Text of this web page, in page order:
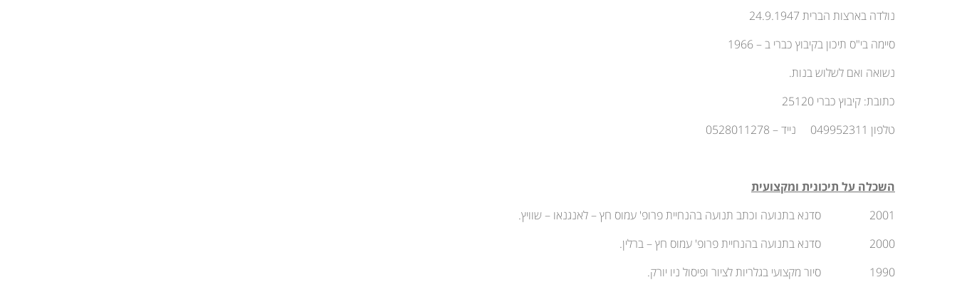
נולדה בארצות הברית 24.9.1947
סיימה בי"ס תיכון בקיבוץ כברי ב – 1966
נשואה ואם לשלוש בנות.
כתובת: קיבוץ כברי 25120
טלפון 049952311 נייד – 0528011278
השכלה על תיכונית ומקצועית
2001 סדנא בתנועה וכתב תנועה בהנחיית פרופ' עמוס חץ – לאנגנאו – שוויץ.
2000 סדנא בתנועה בהנחיית פרופ' עמוס חץ – ברלין.
1990 סיור מקצועי בגלריות לציור ופיסול ניו יורק.